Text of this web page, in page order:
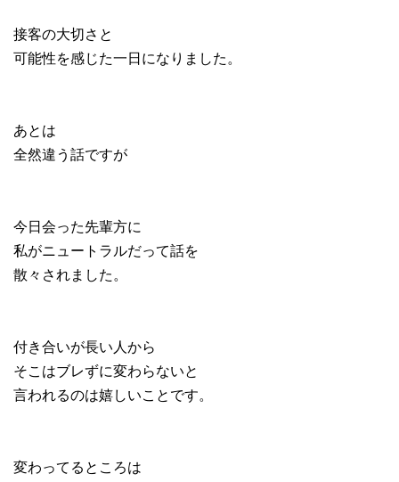
接客の大切さと
可能性を感じた一日になりました。
あとは
全然違う話ですが
今日会った先輩方に
私がニュートラルだって話を
散々されました。
付き合いが長い人から
そこはブレずに変わらないと
言われるのは嬉しいことです。
変わってるところは